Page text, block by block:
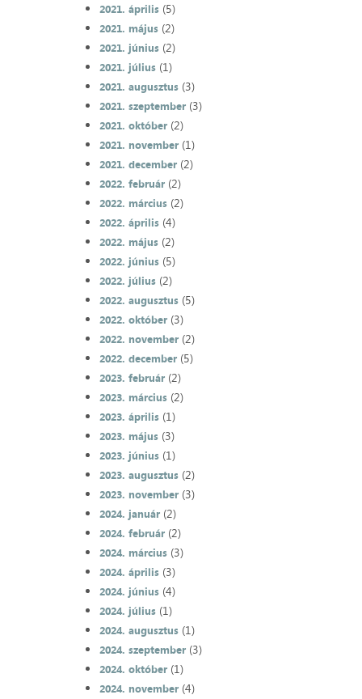
2021. április(5)
2021. május(2)
2021. június(2)
2021. július(1)
2021. augusztus(3)
2021. szeptember(3)
2021. október(2)
2021. november(1)
2021. december(2)
2022. február(2)
2022. március(2)
2022. április(4)
2022. május(2)
2022. június(5)
2022. július(2)
2022. augusztus(5)
2022. október(3)
2022. november(2)
2022. december(5)
2023. február(2)
2023. március(2)
2023. április(1)
2023. május(3)
2023. június(1)
2023. augusztus(2)
2023. november(3)
2024. január(2)
2024. február(2)
2024. március(3)
2024. április(3)
2024. június(4)
2024. július(1)
2024. augusztus(1)
2024. szeptember(3)
2024. október(1)
2024. november(4)